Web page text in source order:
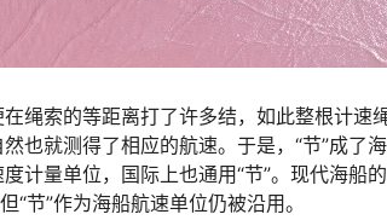
绳索的等距离打了许多结，如此整根计速
也就测得了相应的航速。于是，“节”成了
计量单位，国际上也通用“节”。现代海船
节”作为海船航速单位仍被沿用。